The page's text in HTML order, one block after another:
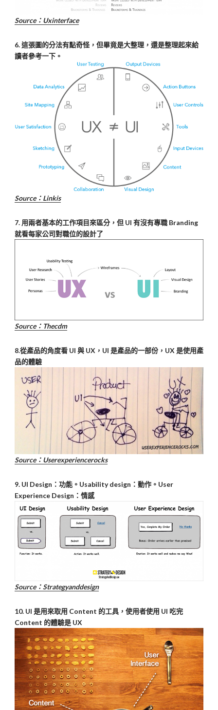
Source：Uxinterface
6. 這張圖的分法有點奇怪，但畢竟是大整理，還是整理起來給
讀者參考一下。
Source：Linkis
7. 用兩者基本的工作項目來區分，但 UI 有沒有專職 Branding
就看每家公司對職位的設計了
Source：Thecdm
8.從產品的角度看 UI 與 UX，UI 是產品的一部份，UX 是使用產
品的體驗
Source：Userexperiencerocks
9. UI Design：功能。Usability design：動作。User
Experience Design：情感
Source：Strategyanddesign
10. UI 是用來取用 Content 的工具，使用者使用 UI 吃完
Content 的體驗是 UX